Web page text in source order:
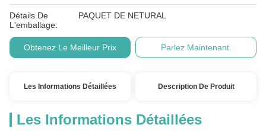
Détails De
L'emballage:
PAQUET DE NETURAL
Obtenez Le Meilleur Prix Parlez Maintenant.
Les Informations Détaillées Description De Produit
Les Informations Détaillées